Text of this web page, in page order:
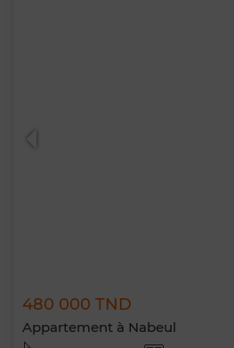
480 000 TND
Appartement à Nabeul